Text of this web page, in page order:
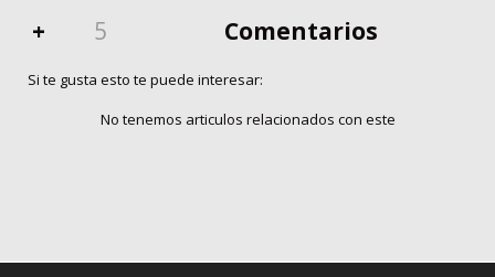
+ Comentarios
5
Si te gusta esto te puede interesar:
No tenemos articulos relacionados con este